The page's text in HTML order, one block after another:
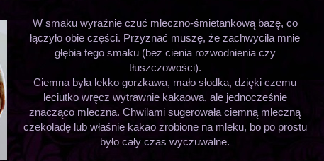
W smaku wyraźnie czuć mleczno-śmietankową bazę, co
łączyło obie części. Przyznać muszę, że zachwyciła mnie
głębia tego smaku (bez cienia rozwodnienia czy
tłuszczowości).
Ciemna była lekko gorzkawa, mało słodka, dzięki czemu
leciutko wręcz wytrawnie kakaowa, ale jednocześnie
znacząco mleczna. Chwilami sugerowała ciemną mleczną
czekoladę lub właśnie kakao zrobione na mleku, bo po prostu
było cały czas wyczuwalne.